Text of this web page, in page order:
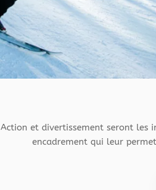
Action et divertissement seront les
encadrement qui leur